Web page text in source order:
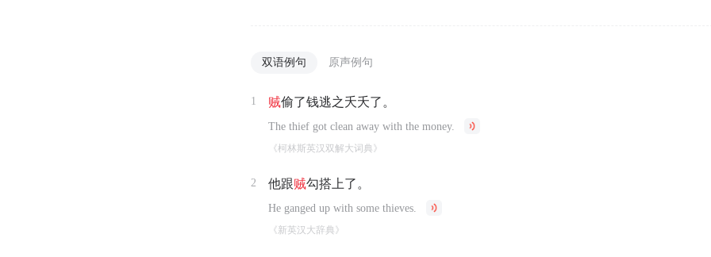
双语例句 原声例句
1 贼偷了钱逃之夭夭了。
The thief got clean away with the money.
《柯林斯英汉双解大词典》
2 他跟贼勾搭上了。
He ganged up with some thieves.
《新英汉大辞典》